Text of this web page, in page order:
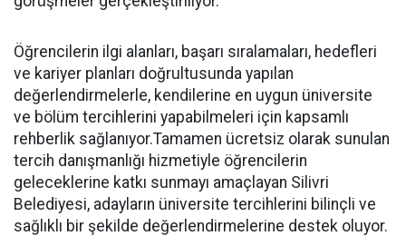
Öğrencilerin ilgi alanları, başarı sıralamaları, hedefleri
ve kariyer planları doğrultusunda yapılan
değerlendirmelerle, kendilerine en uygun üniversite
ve bölüm tercihlerini yapabilmeleri için kapsamlı
rehberlik sağlanıyor.Tamamen ücretsiz olarak sunulan
tercih danışmanlığı hizmetiyle öğrencilerin
geleceklerine katkı sunmayı amaçlayan Silivri
Belediyesi, adayların üniversite tercihlerini bilinçli ve
sağlıklı bir şekilde değerlendirmelerine destek oluyor.